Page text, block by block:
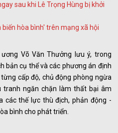
sau khi Lê Trọng Hùng bị khởi
hòa bình' trên mạng xã hội
Võ Văn Thưởng lưu ý, trong
bản cụ thể và các phương án định
cấp độ, chủ động phòng ngừa
tranh ngăn chặn làm thất bại âm
các thế lực thù địch, phản động -
bình cho phát triển.